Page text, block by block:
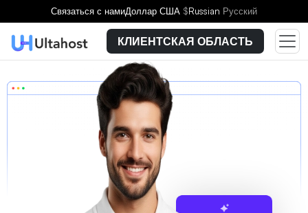
Связаться с намиДоллар США $Russian Русский
КЛИЕНТСКАЯ ОБЛАСТЬ